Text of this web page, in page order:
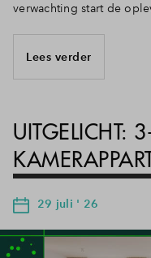
verwachting start de
Lees verder
UITGELICHT:
29 juli ' 26